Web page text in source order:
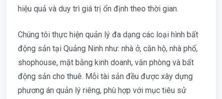
hiệu quả và duy trì giá trị ổn định theo thời gian.
Chúng tôi thực hiện quản lý đa dạng các loại hình bất
động sản tại Quảng Ninh như: nhà ở, căn hộ, nhà phố,
shophouse, mặt bằng kinh doanh, văn phòng và bất
động sản cho thuê. Mỗi tài sản đều được xây dựng
phương án quản lý riêng, phù hợp với mục tiêu sử